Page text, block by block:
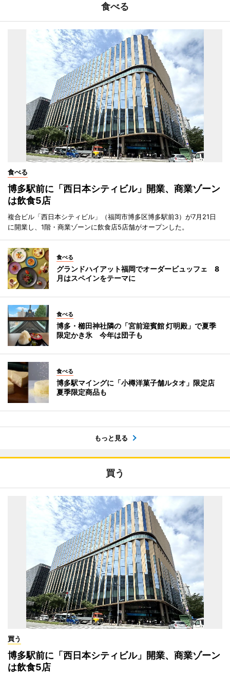
食べる
食べる
博多駅前に「西日本シティビル」開業、商業ゾーン
は飲食5店
複合ビル「西日本シティビル」（福岡市博多区博多駅前3）が7月21日
に開業し、1階・商業ゾーンに飲食店5店舗がオープンした。
食べる
グランドハイアット福岡でオーダービュッフェ 8
月はスペインをテーマに
食べる
博多・櫛田神社隣の「宮前迎賓館 灯明殿」で夏季
限定かき氷 今年は団子も
食べる
博多駅マイングに「小樽洋菓子舗ルタオ」限定店
夏季限定商品も
もっと見る
買う
買う
博多駅前に「西日本シティビル」開業、商業ゾーン
は飲食5店